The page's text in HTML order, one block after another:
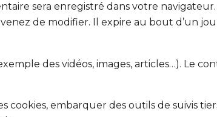
sera enregistré dans votre
de modifier. Il expire au bout d’un
des vidéos, images, articles…). Le
embarquer des outils de suivis